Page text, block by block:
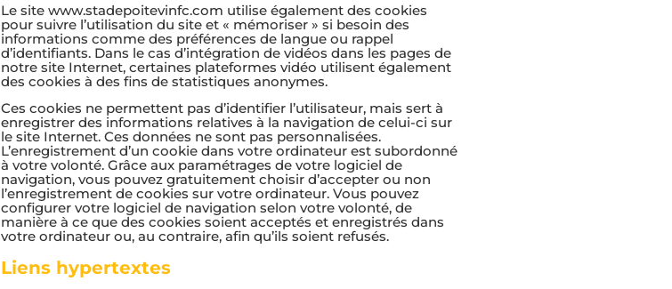
Le site www.stadepoitevinfc.com utilise également des cookies
pour suivre l’utilisation du site et « mémoriser » si besoin des
informations comme des préférences de langue ou rappel
d’identifiants. Dans le cas d’intégration de vidéos dans les pages de
notre site Internet, certaines plateformes vidéo utilisent également
des cookies à des fins de statistiques anonymes.
Ces cookies ne permettent pas d’identifier l’utilisateur, mais sert à
enregistrer des informations relatives à la navigation de celui-ci sur
le site Internet. Ces données ne sont pas personnalisées.
L’enregistrement d’un cookie dans votre ordinateur est subordonné
à votre volonté. Grâce aux paramétrages de votre logiciel de
navigation, vous pouvez gratuitement choisir d’accepter ou non
l’enregistrement de cookies sur votre ordinateur. Vous pouvez
configurer votre logiciel de navigation selon votre volonté, de
manière à ce que des cookies soient acceptés et enregistrés dans
votre ordinateur ou, au contraire, afin qu’ils soient refusés.
Liens hypertextes